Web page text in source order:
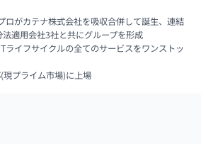
ロがカテナ株式会社を吸収合併して誕生、連結
適用会社3社と共にグループを形成
ライフサイクルの全てのサービスをワンストッ
プライム市場)に上場